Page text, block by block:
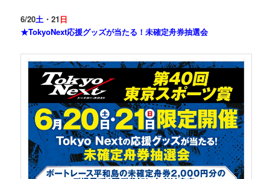
6/20土 ・21 日
★TokyoNext応援グッズが当たる！未確定舟券抽選会